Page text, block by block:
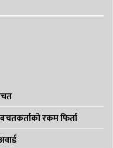
रकम फिर्ता